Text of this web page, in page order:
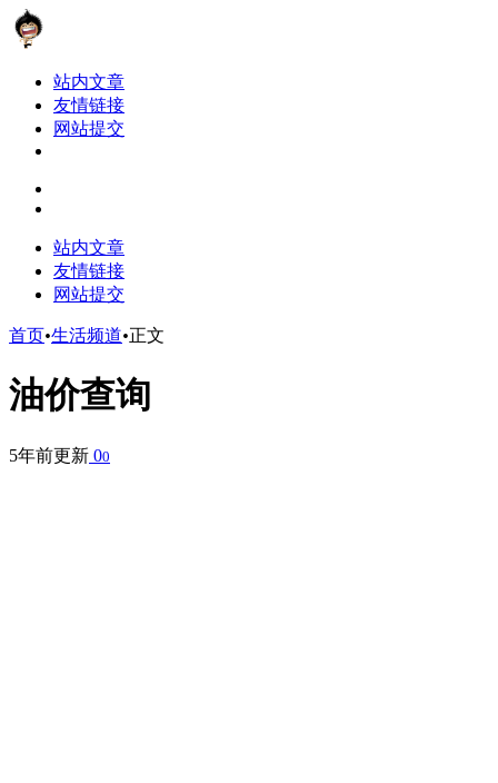
站内文章
友情链接
网站提交
站内文章
友情链接
网站提交
首页•生活频道•正文
油价查询
5年前更新 00